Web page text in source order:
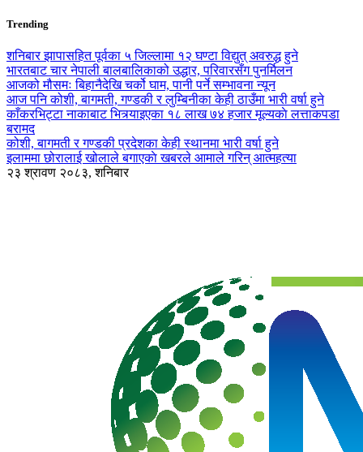
Trending
शनिबार झापासहित पूर्वका ५ जिल्लामा १२ घण्टा विद्युत् अवरुद्ध हुने
भारतबाट चार नेपाली बालबालिकाको उद्धार, परिवारसँग पुनर्मिलन
आजको मौसमः बिहानैदेखि चर्को घाम, पानी पर्ने सम्भावना न्यून
आज पनि कोशी, बागमती, गण्डकी र लुम्बिनीका केही ठाउँमा भारी वर्षा हुने
काँकरभिट्टा नाकाबाट भित्र्याइएका १८ लाख ७४ हजार मूल्यकाे लत्ताकपडा
बरामद
कोशी, बागमती र गण्डकी प्रदेशका केही स्थानमा भारी वर्षा हुने
इलाममा छोरालाई खोलाले बगाएकाे खबरले आमाले गरिन् आत्महत्या
२३ श्रावण २०८३, शनिबार